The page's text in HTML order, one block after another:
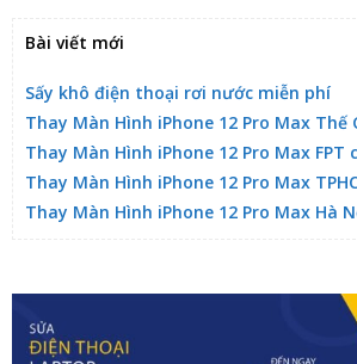
Bài viết mới
Sấy khô điện thoại rơi nước miễn phí
Thay Màn Hình iPhone 12 Pro Max Thế
Thay Màn Hình iPhone 12 Pro Max
Thay Màn Hình iPhone 12 Pro Max
Thay Màn Hình iPhone 12 Pro Max Hà